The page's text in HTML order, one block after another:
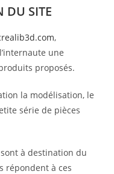
DU SITE
,
une
proposés.
la modélisation, le
série de pièces
à destination du
répondent à ces